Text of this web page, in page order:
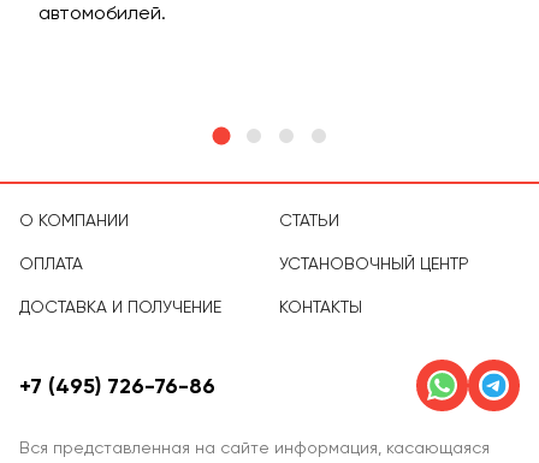
автомобилей.
О КОМПАНИИ
ОПЛАТА
ДОСТАВКА И ПОЛУЧЕНИЕ
СТАТЬИ
УСТАНОВОЧНЫЙ ЦЕНТР
КОНТАКТЫ
Вся представленная на сайте информация, касающаяся
+7 (495) 726-76-86